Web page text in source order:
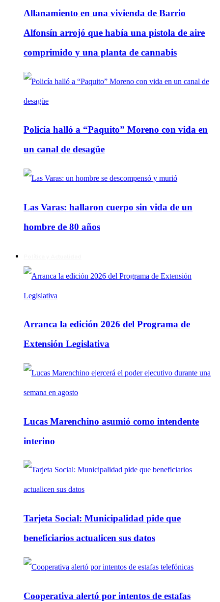
Allanamiento en una vivienda de Barrio
Alfonsín arrojó que había una pistola de aire
comprimido y una planta de cannabis
Policía halló a “Paquito” Moreno con vida en
un canal de desagüe
Las Varas: hallaron cuerpo sin vida de un
hombre de 80 años
Arranca la edición 2026 del Programa de
Extensión Legislativa
Lucas Marenchino asumió como intendente
interino
Tarjeta Social: Municipalidad pide que
beneficiarios actualicen sus datos
Cooperativa alertó por intentos de estafas